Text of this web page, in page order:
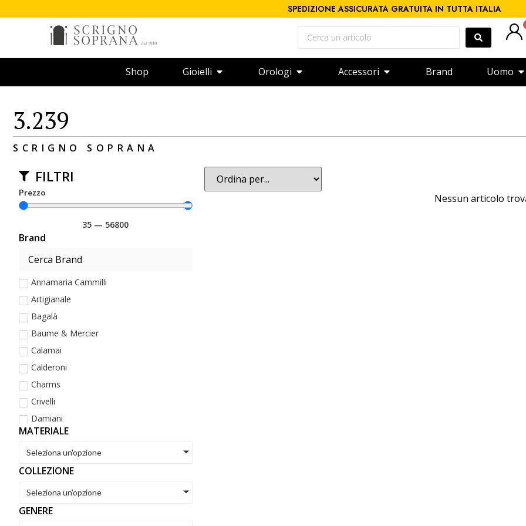
SPEDIZIONE ASSICURATA GRATUITA IN TUTTA ITALIA
Shop Gioielli Orologi Accessori Brand Uomo
3.239
SCRIGNO SOPRANA
FILTRI
Prezzo
35 — 56800
Brand
Annamaria Cammilli
Artigianale
Bagalà
Baume & Mercier
Calamai
Calderoni
Charms
Crivelli
Damiani
De Maria
Dezulian Gioielli
Dodo
MATERIALE
Seleziona un'opzione
COLLEZIONE
Seleziona un'opzione
GENERE
Nessun articolo